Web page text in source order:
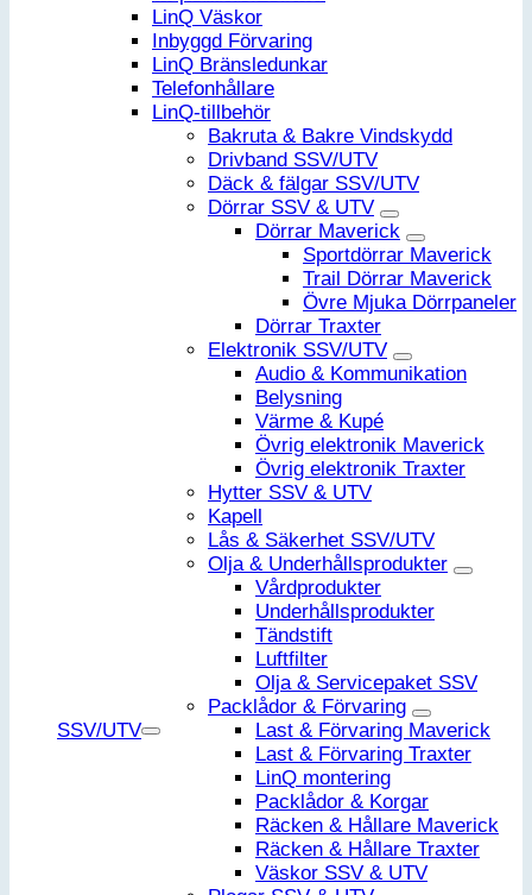
LinQ Väskor
Inbyggd Förvaring
LinQ Bränsledunkar
Telefonhållare
LinQ-tillbehör
SSV/UTV
Bakruta & Bakre Vindskydd
Drivband SSV/UTV
Däck & fälgar SSV/UTV
Dörrar SSV & UTV
Dörrar Maverick
Sportdörrar Maverick
Trail Dörrar Maverick
Övre Mjuka Dörrpaneler
Dörrar Traxter
Elektronik SSV/UTV
Audio & Kommunikation
Belysning
Värme & Kupé
Övrig elektronik Maverick
Övrig elektronik Traxter
Hytter SSV & UTV
Kapell
Lås & Säkerhet SSV/UTV
Olja & Underhållsprodukter
Vårdprodukter
Underhållsprodukter
Tändstift
Luftfilter
Olja & Servicepaket SSV
Packlådor & Förvaring
Last & Förvaring Maverick
Last & Förvaring Traxter
LinQ montering
Packlådor & Korgar
Räcken & Hållare Maverick
Räcken & Hållare Traxter
Väskor SSV & UTV